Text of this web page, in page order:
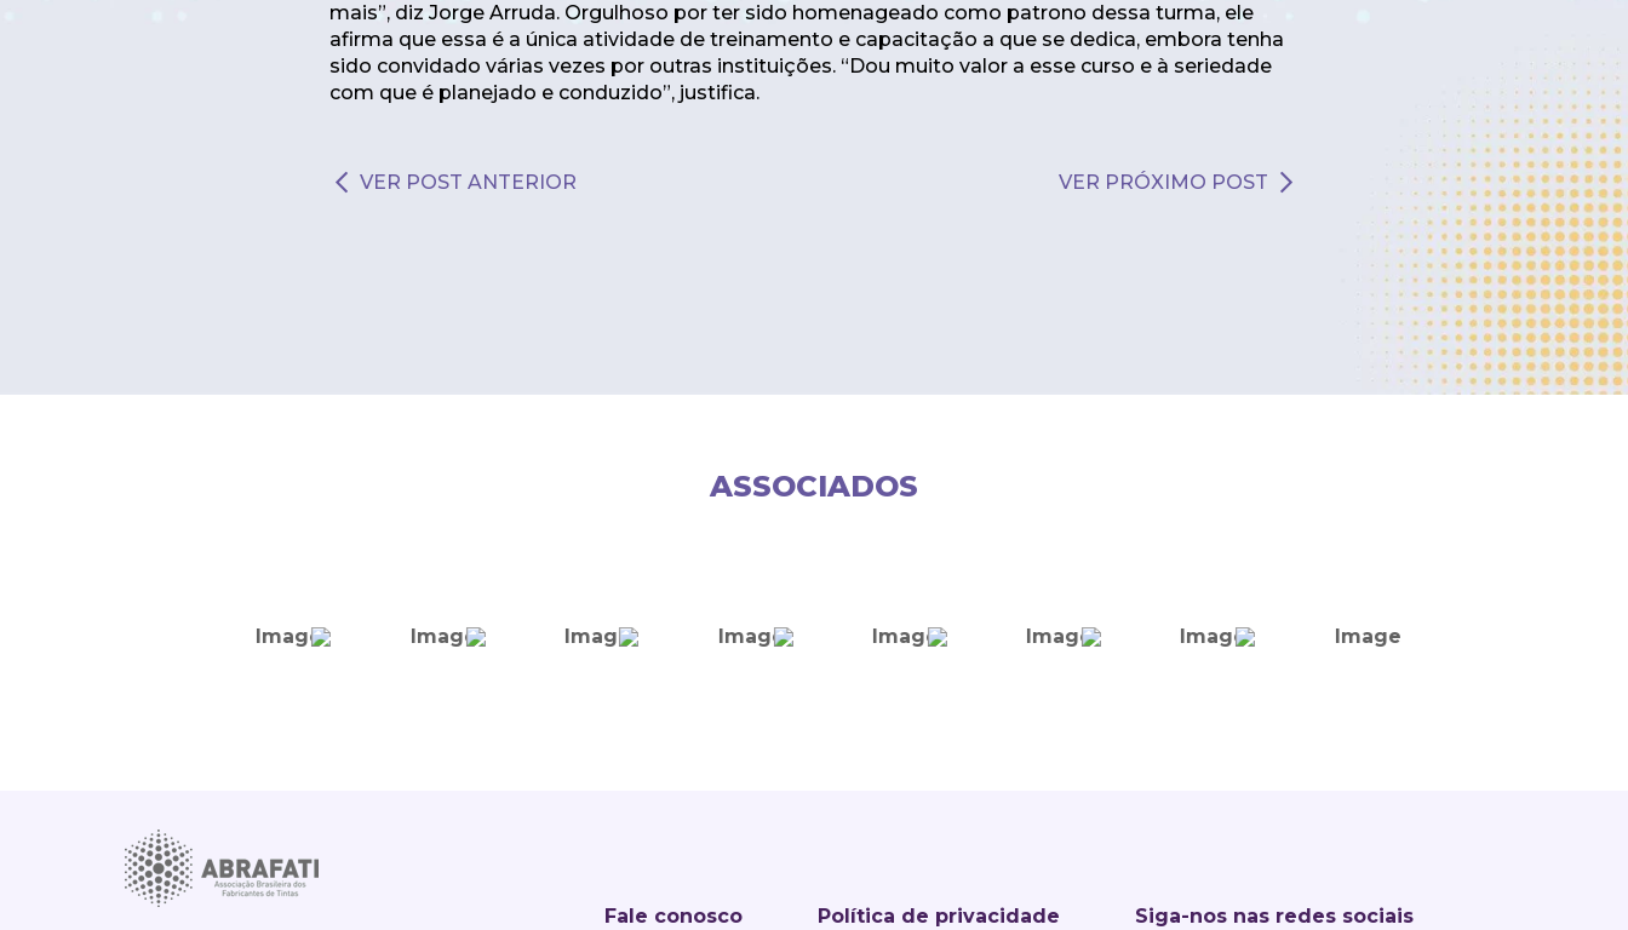
mais”, diz Jorge Arruda. Orgulhoso por ter sido homenageado como patrono dessa turma, ele
afirma que essa é a única atividade de treinamento e capacitação a que se dedica, embora tenha
sido convidado várias vezes por outras instituições. “Dou muito valor a esse curso e à seriedade
com que é planejado e conduzido”, justifica.
VER POST ANTERIOR VER PRÓXIMO POST
ASSOCIADOS
Fale conosco Política de privacidade Siga-nos nas redes sociais